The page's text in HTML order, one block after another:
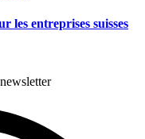
les entreprises suisses